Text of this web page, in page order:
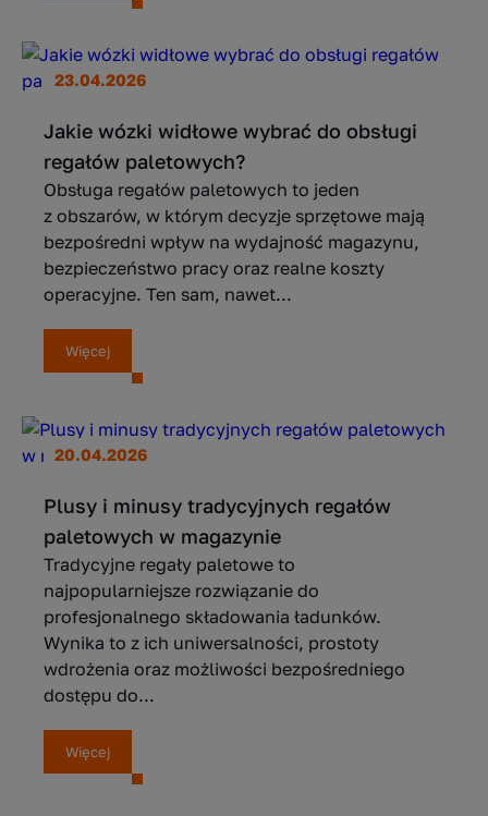
23.04.2026
Jakie wózki widłowe wybrać do obsługi
regałów paletowych?
Obsługa regałów paletowych to jeden
z obszarów, w którym decyzje sprzętowe mają
bezpośredni wpływ na wydajność magazynu,
bezpieczeństwo pracy oraz realne koszty
operacyjne. Ten sam, nawet...
Więcej
20.04.2026
Plusy i minusy tradycyjnych regałów
paletowych w magazynie
Tradycyjne regały paletowe to
najpopularniejsze rozwiązanie do
profesjonalnego składowania ładunków.
Wynika to z ich uniwersalności, prostoty
wdrożenia oraz możliwości bezpośredniego
dostępu do...
Więcej